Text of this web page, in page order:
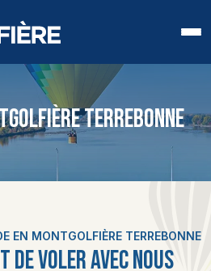
TERREBONNE
EN MONTGOLFIÈRE TERREBONNE
DE VOLER AVEC NOUS